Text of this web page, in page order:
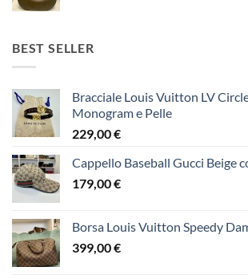
BEST SELLER
Bracciale Louis Vuitton LV
Monogram e Pelle
229,00€
Cappello Baseball Gucci Beige
179,00€
Borsa Louis Vuitton Speedy
399,00€